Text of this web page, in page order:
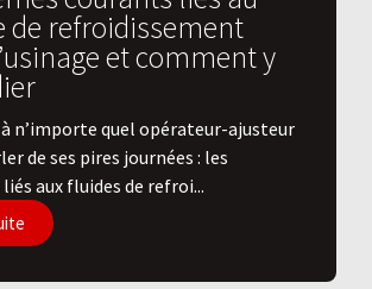
de refroidissement
et comment y
n’importe quel opérateur-ajusteur
de ses pires journées : les
aux fluides de refroi...